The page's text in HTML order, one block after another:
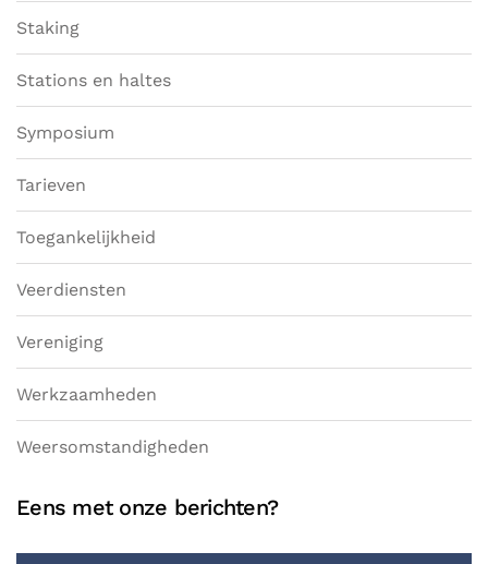
Staking
Stations en haltes
Symposium
Tarieven
Toegankelijkheid
Veerdiensten
Vereniging
Werkzaamheden
Weersomstandigheden
Eens met onze berichten?